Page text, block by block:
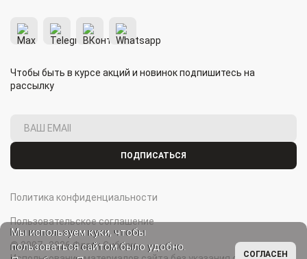
Чтобы быть в курсе акций и новинок подпишитесь на
рассылку
ПОДПИСАТЬСЯ
© 2007–2026 Флаги Сибири.
Политика конфиденциальности
Пользовательское соглашение
Мы используем куки, чтобы
пользоваться сайтом было удобно.
СОГЛАСЕН